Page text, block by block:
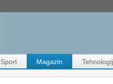
Sport Magazin